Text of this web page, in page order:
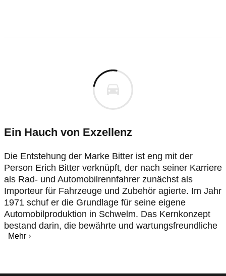
Ein Hauch von Exzellenz
Die Entstehung der Marke Bitter ist eng mit der
Person Erich Bitter verknüpft, der nach seiner Karriere
als Rad- und Automobilrennfahrer zunächst als
Importeur für Fahrzeuge und Zubehör agierte. Im Jahr
1971 schuf er die Grundlage für seine eigene
Automobilproduktion in Schwelm. Das Kernkonzept
bestand darin, die bewährte und wartungsfreundliche
Mehr